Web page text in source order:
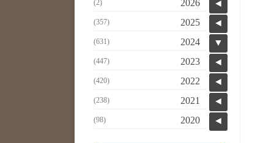
◄
2026
(2)
◄
2025
(357)
▼
2024
(631)
◄
2023
(447)
◄
2022
(420)
◄
2021
(238)
◄
2020
(98)